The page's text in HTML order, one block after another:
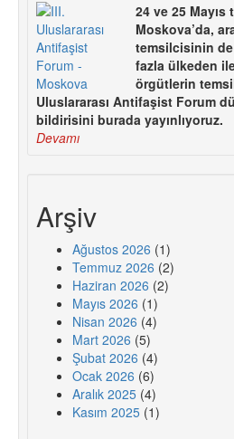
24 ve 25
Moskova’da,
temsilcisinin
fazla ülkeden
örgütlerin
Uluslararası Antifaşist Forum
bildirisini burada yayınlıyoruz.
Devamı
Arşiv
Ağustos 2026 (1)
Temmuz 2026 (2)
Haziran 2026 (2)
Mayıs 2026 (1)
Nisan 2026 (4)
Mart 2026 (5)
Şubat 2026 (4)
Ocak 2026 (6)
Aralık 2025 (4)
Kasım 2025 (1)